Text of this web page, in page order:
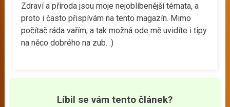
Zdraví a příroda jsou moje nejoblíbenější témata, a
proto i často přispívám na tento magazín. Mimo
počítač ráda vařím, a tak možná ode mě uvidíte i tipy
na něco dobrého na zub. :)
Líbil se vám tento článek?